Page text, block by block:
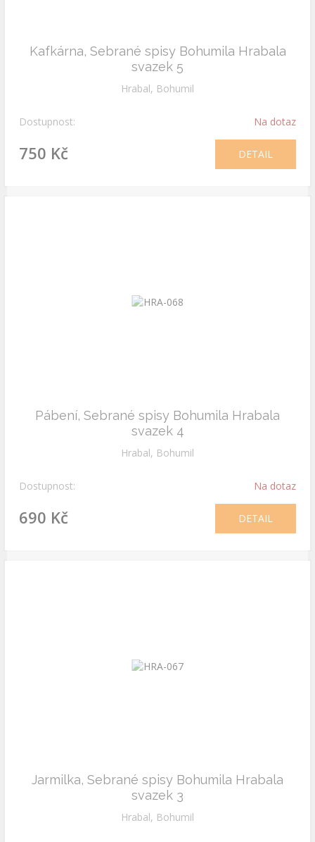
Kafkárna, Sebrané spisy Bohumila Hrabala
svazek 5
Hrabal, Bohumil
Dostupnost: Na dotaz
750 Kč DETAIL
Pábení, Sebrané spisy Bohumila Hrabala
svazek 4
Hrabal, Bohumil
Dostupnost: Na dotaz
690 Kč DETAIL
Jarmilka, Sebrané spisy Bohumila Hrabala
svazek 3
Hrabal, Bohumil